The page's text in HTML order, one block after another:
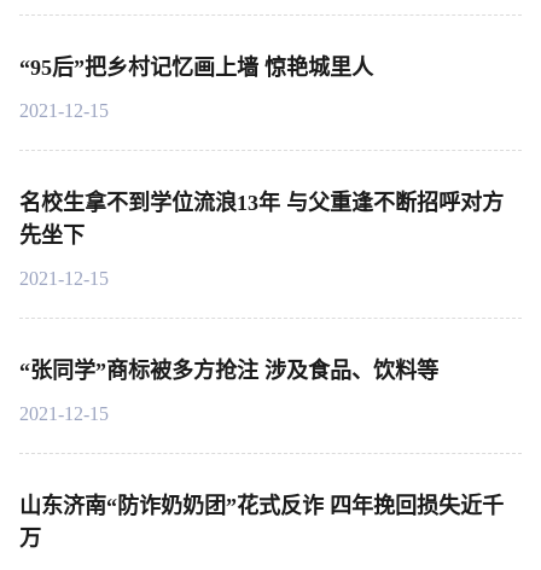
“95后”把乡村记忆画上墙 惊艳城里人
2021-12-15
名校生拿不到学位流浪13年 与父重逢不断招呼对方
先坐下
2021-12-15
“张同学”商标被多方抢注 涉及食品、饮料等
2021-12-15
山东济南“防诈奶奶团”花式反诈 四年挽回损失近千
万